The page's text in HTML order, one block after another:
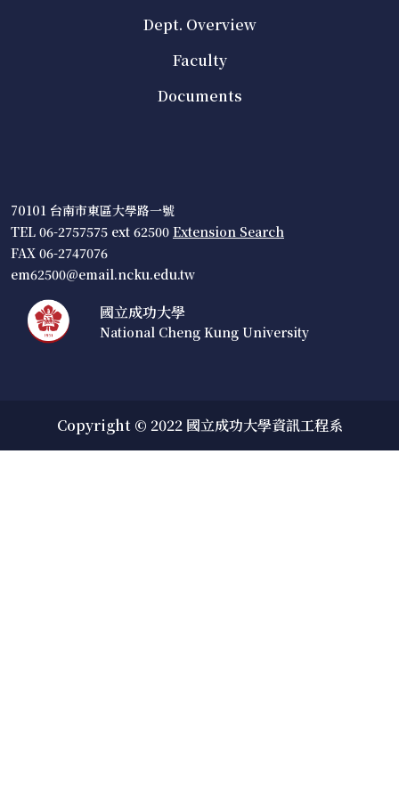
Dept. Overview
Faculty
Documents
70101 台南市東區大學路一號
TEL 06-2757575 ext 62500 Extension Search
FAX 06-2747076
em62500@email.ncku.edu.tw
國立成功大學
National Cheng Kung University
Copyright © 2022 國立成功大學資訊工程系